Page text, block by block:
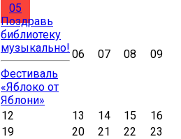
05
Поздравь
библиотеку
музыкально!
Фестиваль
«Яблоко от
Яблони»
06 07 08 09
12 13 14 15
16
19 20 21 22
23